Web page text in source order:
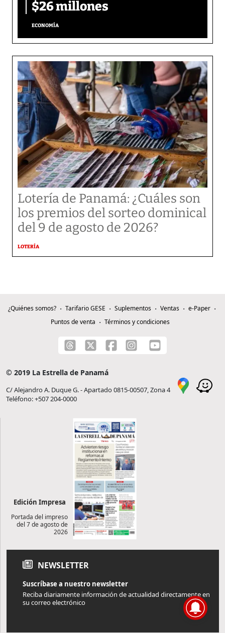
$26 millones
ECONOMÍA
Lotería de Panamá: ¿Cuáles son
los premios del sorteo dominical
del 9 de agosto de 2026?
LOTERÍA
¿Quiénes somos? Tarifario GESE Suplementos Ventas
e-Paper
Puntos de venta
Términos y condiciones
© 2019 La Estrella de Panamá
C/ Alejandro A. Duque G. - Apartado 0815-00507, Zona 4
Teléfono: +507 204-0000
Edición Impresa
Portada del impreso
del 7 de agosto de
2026
NEWSLETTER
Suscríbase a nuestro newsletter
Reciba diariamente información de actualidad directamente en
su correo electrónico